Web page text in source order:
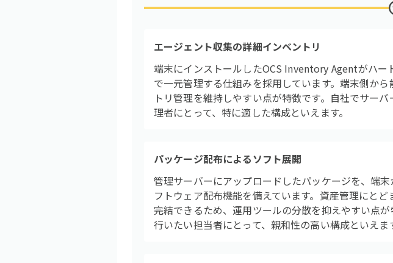
エージェント収集の詳細インベントリ
端末にインストールしたOCS Inventory Agentがハ
で一元管理する仕組みを採用しています。端末側か
トリ管理を維持しやすい点が特徴です。自社でサー
理者にとって、特に適した構成といえます。
パッケージ配布によるソフト展開
管理サーバーにアップロードしたパッケージを、端
フトウェア配布機能を備えています。資産管理にと
完結できるため、運用ツールの分散を抑えやすい点
行いたい担当者にとって、親和性の高い構成といえま